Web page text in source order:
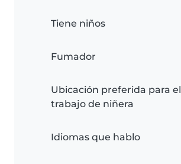
Tiene niños
Fumador
Ubicación preferida para el
trabajo de niñera
Idiomas que hablo